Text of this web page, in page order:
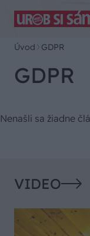
Úvod GDPR
GDPR
Nenašli sa žiadne
VIDEO